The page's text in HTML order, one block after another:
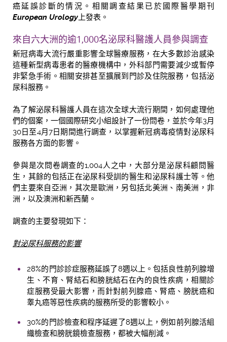
癌延誤診斷的情況。相關調查結果已於國際醫學期刊
European Urology上發表。
來自六大洲的逾1,000名泌尿科醫護人員參與調查
新冠病毒大流行嚴重影響全球醫療服務，在大多數診治感染
這種新型病毒患者的醫療機構中，外科部門需要減少或暫停
非緊急手術。相關安排甚至擴展到門診及住院服務，包括泌
尿科服務。
為了解泌尿科醫護人員在這次全球大流行期間，如何處理他
們的個案，一個國際研究小組設計了一份問卷，並於今年3月
30日至4月7日期間進行調查，以掌握新冠病毒疫情對泌尿科
服務各方面的影響。
參與是次問卷調查的1,004人之中，大部分是泌尿科顧問醫
生，其餘的包括正在泌尿科受訓的醫生和泌尿科護士等。他
們主要來自亞洲，其次是歐洲，另包括北美洲、南美洲，非
洲，以及澳洲和新西蘭。
調查的主要發現如下：
對泌尿科服務的影響
28%的門診診症服務延誤了8週以上。包括良性前列腺增
生、不育、腎結石和膀胱結石在內的良性疾病，相關診
症服務受最大影響，而針對前列腺癌、腎癌、膀胱癌和
睾丸癌等惡性疾病的服務所受的影響較小。
30%的門診檢查和程序延遲了8週以上，例如前列腺活組
織檢查和膀胱鏡檢查服務，都被大幅削減。